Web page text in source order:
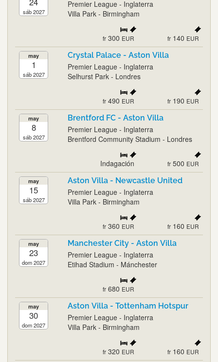
sáb 2027
Premier League - Inglaterra
Villa Park - Birmingham
fr 300 EUR fr 140 EUR
may
1
sáb 2027
Crystal Palace - Aston Villa
Premier League - Inglaterra
Selhurst Park - Londres
fr 490 EUR fr 190 EUR
may
8
sáb 2027
Brentford FC - Aston Villa
Premier League - Inglaterra
Brentford Community Stadium - Londres
Indagación fr 500 EUR
may
15
sáb 2027
Aston Villa - Newcastle United
Premier League - Inglaterra
Villa Park - Birmingham
fr 360 EUR fr 160 EUR
may
23
dom 2027
Manchester City - Aston Villa
Premier League - Inglaterra
Etihad Stadium - Mánchester
fr 680 EUR
may
30
dom 2027
Aston Villa - Tottenham Hotspur
Premier League - Inglaterra
Villa Park - Birmingham
fr 320 EUR fr 160 EUR